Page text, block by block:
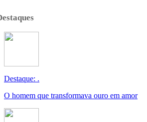
Destaque: .
O homem que transformava ouro em amor